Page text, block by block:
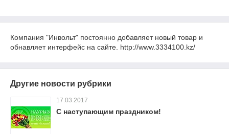
Компания "Инвольт" постоянно добавляет новый товар и
обнавляет интерфейс на сайте. http://www.3334100.kz/
Другие новости рубрики
17.03.2017
С наступающим праздником!